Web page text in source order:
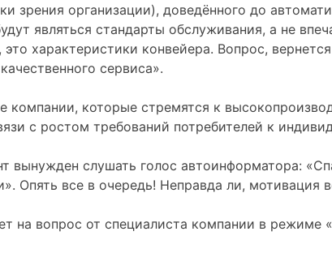
зрения организации), доведённого до
являться стандарты обслуживания, а не
характеристики конвейера. Вопрос,
сервиса».
которые стремятся к
с ростом требований потребителей к
вынужден слушать голос автоинформатора:
Опять все в очередь! Неправда ли, мотивация
на вопрос от специалиста компании в режиме